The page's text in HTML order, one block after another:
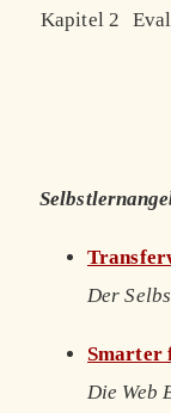
Kapitel 2
Der
Smarter
Die Web